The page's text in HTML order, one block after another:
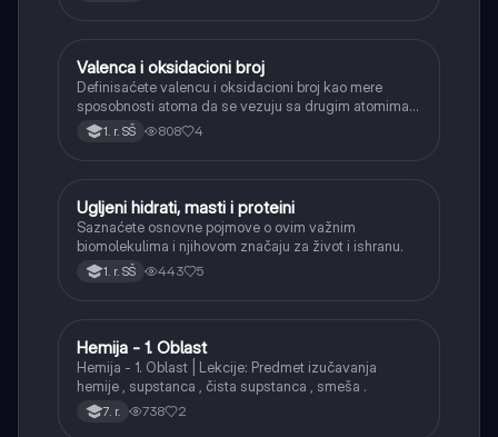
Hemija
Valenca i oksidacioni broj
Definisaćete valencu i oksidacioni broj kao mere
sposobnosti atoma da se vezuju sa drugim atomima u
hemijskim jedinjenjima.
1. r. SŠ 808 4
Hemija
Ugljeni hidrati, masti i proteini
Saznaćete osnovne pojmove o ovim važnim
biomolekulima i njihovom značaju za život i ishranu.
1. r. SŠ 443 5
Hemija
Hemija - 1. Oblast
Hemija - 1. Oblast | Lekcije: Predmet izučavanja
hemije , supstanca , čista supstanca , smeša .
7. r. 738 2